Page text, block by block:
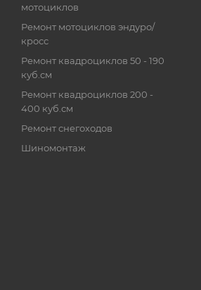
мотоциклов
Ремонт мотоциклов эндуро/
кросс
Ремонт квадроциклов 50 - 190
куб.см
Ремонт квадроциклов 200 -
400 куб.см
Ремонт снегоходов
Шиномонтаж